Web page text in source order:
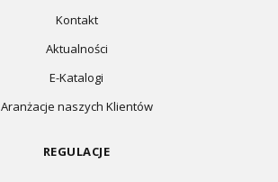
Kontakt
Aktualności
E-Katalogi
Aranżacje naszych Klientów
REGULACJE